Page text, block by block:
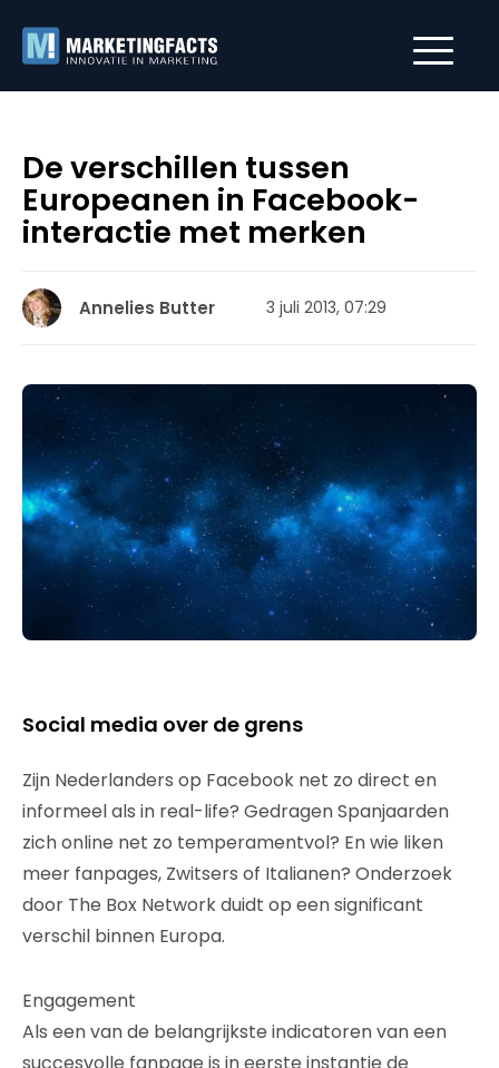
De verschillen tussen
Europeanen in Facebook-
interactie met merken
Annelies Butter 3 juli 2013, 07:29
Social media over de grens
Zijn Nederlanders op Facebook net zo direct en
informeel als in real-life? Gedragen Spanjaarden
zich online net zo temperamentvol? En wie liken
meer fanpages, Zwitsers of Italianen? Onderzoek
door The Box Network duidt op een significant
verschil binnen Europa.
Engagement
Als een van de belangrijkste indicatoren van een
succesvolle fanpage is in eerste instantie de